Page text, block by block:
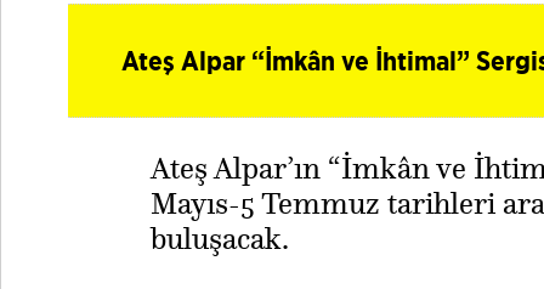
Ateş Alpar “İmkân ve İhtimal”
Ateş Alpar’ın “İmkân ve
Mayıs-5 Temmuz tarihleri
buluşacak.